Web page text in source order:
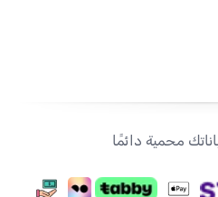
محمية دائمًا